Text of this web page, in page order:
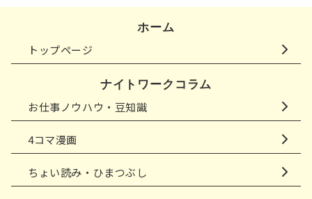
ホーム
トップページ
ナイトワークコラム
お仕事ノウハウ・豆知識
4コマ漫画
ちょい読み・ひまつぶし